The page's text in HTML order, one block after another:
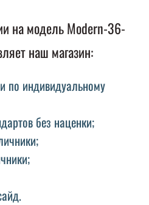
на модель Modern-36-
наш магазин:
по индивидуальному
без наценки;